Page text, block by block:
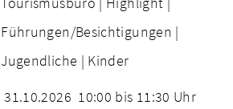
Führungen/Besichtigungen |
Jugendliche | Kinder
31.10.2026 10:00 bis 11:30 Uhr